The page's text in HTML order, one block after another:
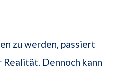
zu werden, passiert
Dennoch kann